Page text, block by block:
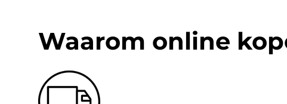
Waarom online